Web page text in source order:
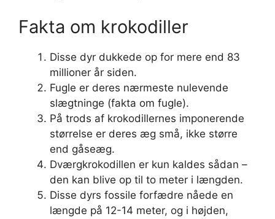
Fakta om krokodiller
Disse dyr dukkede op for mere end 83
millioner år siden.
Fugle er deres nærmeste nulevende
slægtninge (fakta om fugle).
På trods af krokodillernes imponerende
størrelse er deres æg små, ikke større
end gåseæg.
Dværgkrokodillen er kun kaldes sådan –
den kan blive op til to meter i længden.
Disse dyrs fossile forfædre nåede en
længde på 12-14 meter, og i højden,